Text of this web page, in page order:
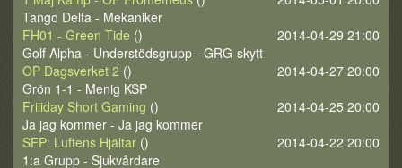
Tango Delta - Mekaniker
2014-04-29 21:00
FH01 - Green Tide ()
Golf Alpha - Understödsgrupp - GRG-skytt
2014-04-27 20:00
OP Dagsverket 2 ()
Grön 1-1 - Menig KSP
2014-04-25 20:00
Friiiday Short Gaming ()
Ja jag kommer - Ja jag kommer
2014-04-22 20:00
SFP: Luftens Hjältar ()
1:a Grupp - Sjukvårdare